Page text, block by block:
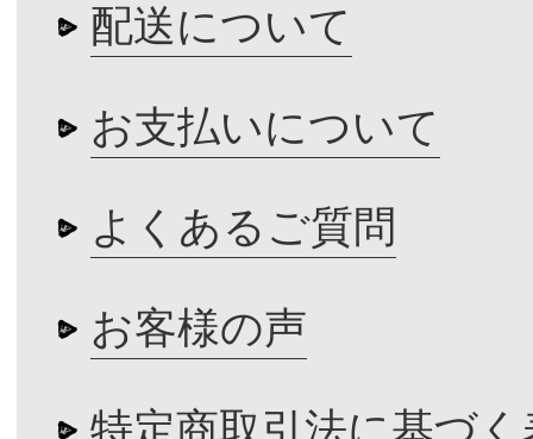
配送について
お支払いについて
よくあるご質問
お客様の声
特定商取引法に基づく